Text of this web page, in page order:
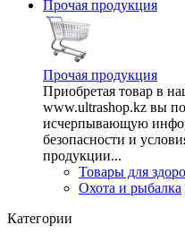
Прочая продукция
Прочая продукция
Приобретая товар в
www.ultrashop.kz вы
исчерпывающую
безопасности и
продукции...
Товары для
Охота и рыбалка
Категории